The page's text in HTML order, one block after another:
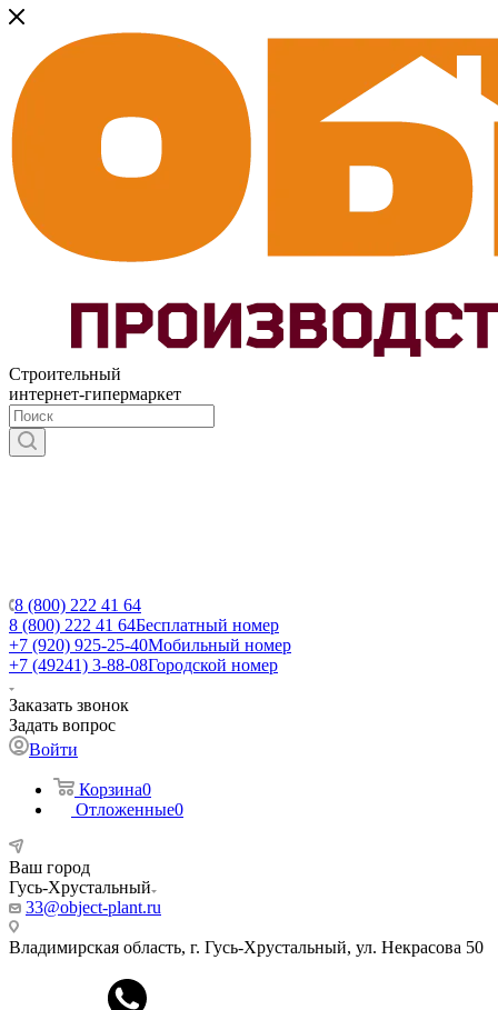
Строительный
интернет-гипермаркет
8 (800) 222 41 64
8 (800) 222 41 64Бесплатный номер
+7 (920) 925-25-40Мобильный номер
+7 (49241) 3-88-08Городской номер
Заказать звонок
Задать вопрос
Войти
Корзина0
Отложенные0
Ваш город
Гусь-Хрустальный
33@object-plant.ru
Владимирская область, г. Гусь-Хрустальный, ул. Некрасова 50